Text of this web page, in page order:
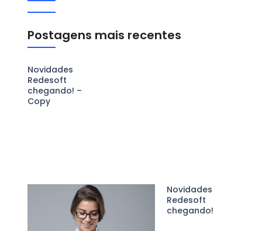
Postagens mais recentes
Novidades
Redesoft
chegando! –
Copy
Novidades
Redesoft
chegando!